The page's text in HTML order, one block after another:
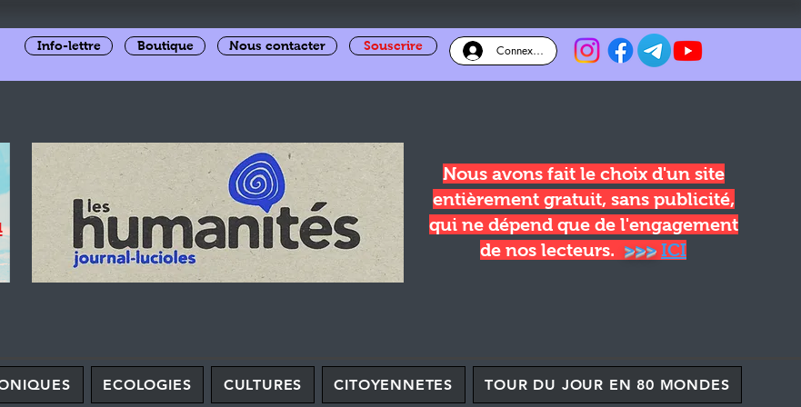
Info-lettre Boutique Nous contacter Souscrire Connexion
Nous avons fait le choix d'un site
entièrement gratuit, sans publicité,
qui ne dépend que de l'engagement
de nos lecteurs. >>> ICI
ECOLOGIES CULTURES CITOYENNETES TOUR DU JOUR EN 80 MONDES